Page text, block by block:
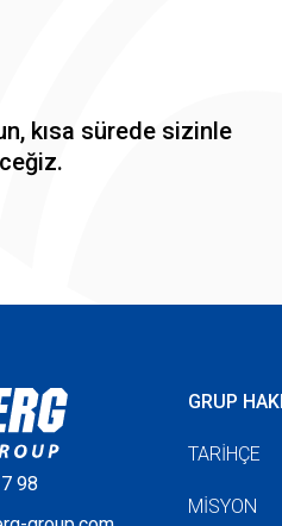
kısa sürede sizinle
98
GRUP
TARIHÇE
MISYON